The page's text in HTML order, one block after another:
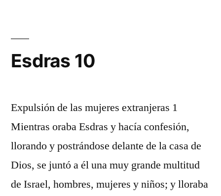
Esdras 10
Expulsión de las mujeres extranjeras 1
Mientras oraba Esdras y hacía confesión,
llorando y postrándose delante de la casa de
Dios, se juntó a él una muy grande multitud
de Israel, hombres, mujeres y niños; y lloraba